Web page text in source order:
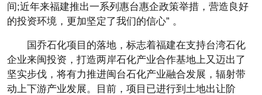
间;近年来福建推出一系列惠台惠企政策举措，营造良好
的投资环境，更加坚定了我们的信心” 。
国乔石化项目的落地，标志着福建在支持台湾石化
企业来闽投资，打造两岸石化产业合作基地上又迈出了
坚实步伐，将有力推进闽台石化产业融合发展，辐射带
动上下游产业发展。目前，项目已进行到土地出让阶